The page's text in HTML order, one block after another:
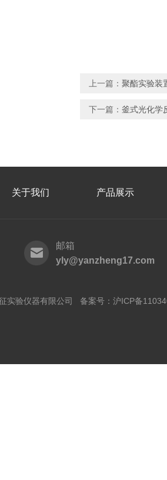
上一篇： 聚酯实验装
下一篇： 釜式光化学
关于我们 产品展示
邮箱
yly@yanzheng17.com
实验仪器有限公司 备案号： 沪ICP备